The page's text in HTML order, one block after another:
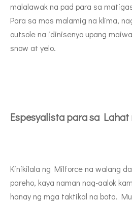
malalawak na pad para sa
Para sa mas malamig na klima,
outsole na idinisenyo upang
snow at yelo.
Espesyalista para sa
Kinikilala ng Milforce na walang
pareho, kaya naman nag-aalok
hanay ng mga taktikal na bota.